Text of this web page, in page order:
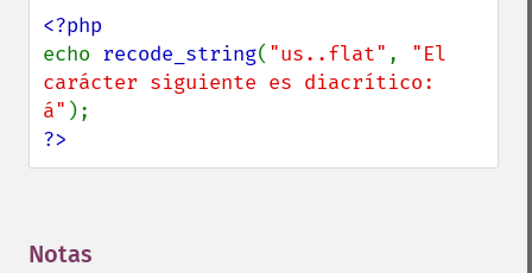
echo recode_string( "us..flat" , "El
carácter siguiente es diacrítico:
á"
?>
Notas